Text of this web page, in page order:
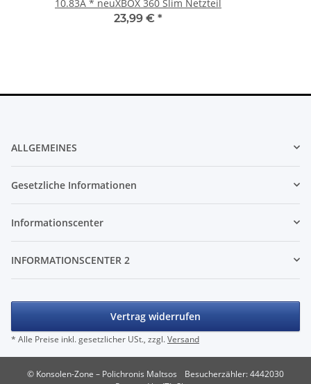
10.83A * neuXBOX 360 Slim Netzteil
23,99 € *
ALLGEMEINES
Gesetzliche Informationen
Informationscenter
INFORMATIONSCENTER 2
Vertrag widerrufen
* Alle Preise inkl. gesetzlicher USt., zzgl.Versand
© Konsolen-Zone – Polichronis Maltsos
Besucherzähler: 4442030